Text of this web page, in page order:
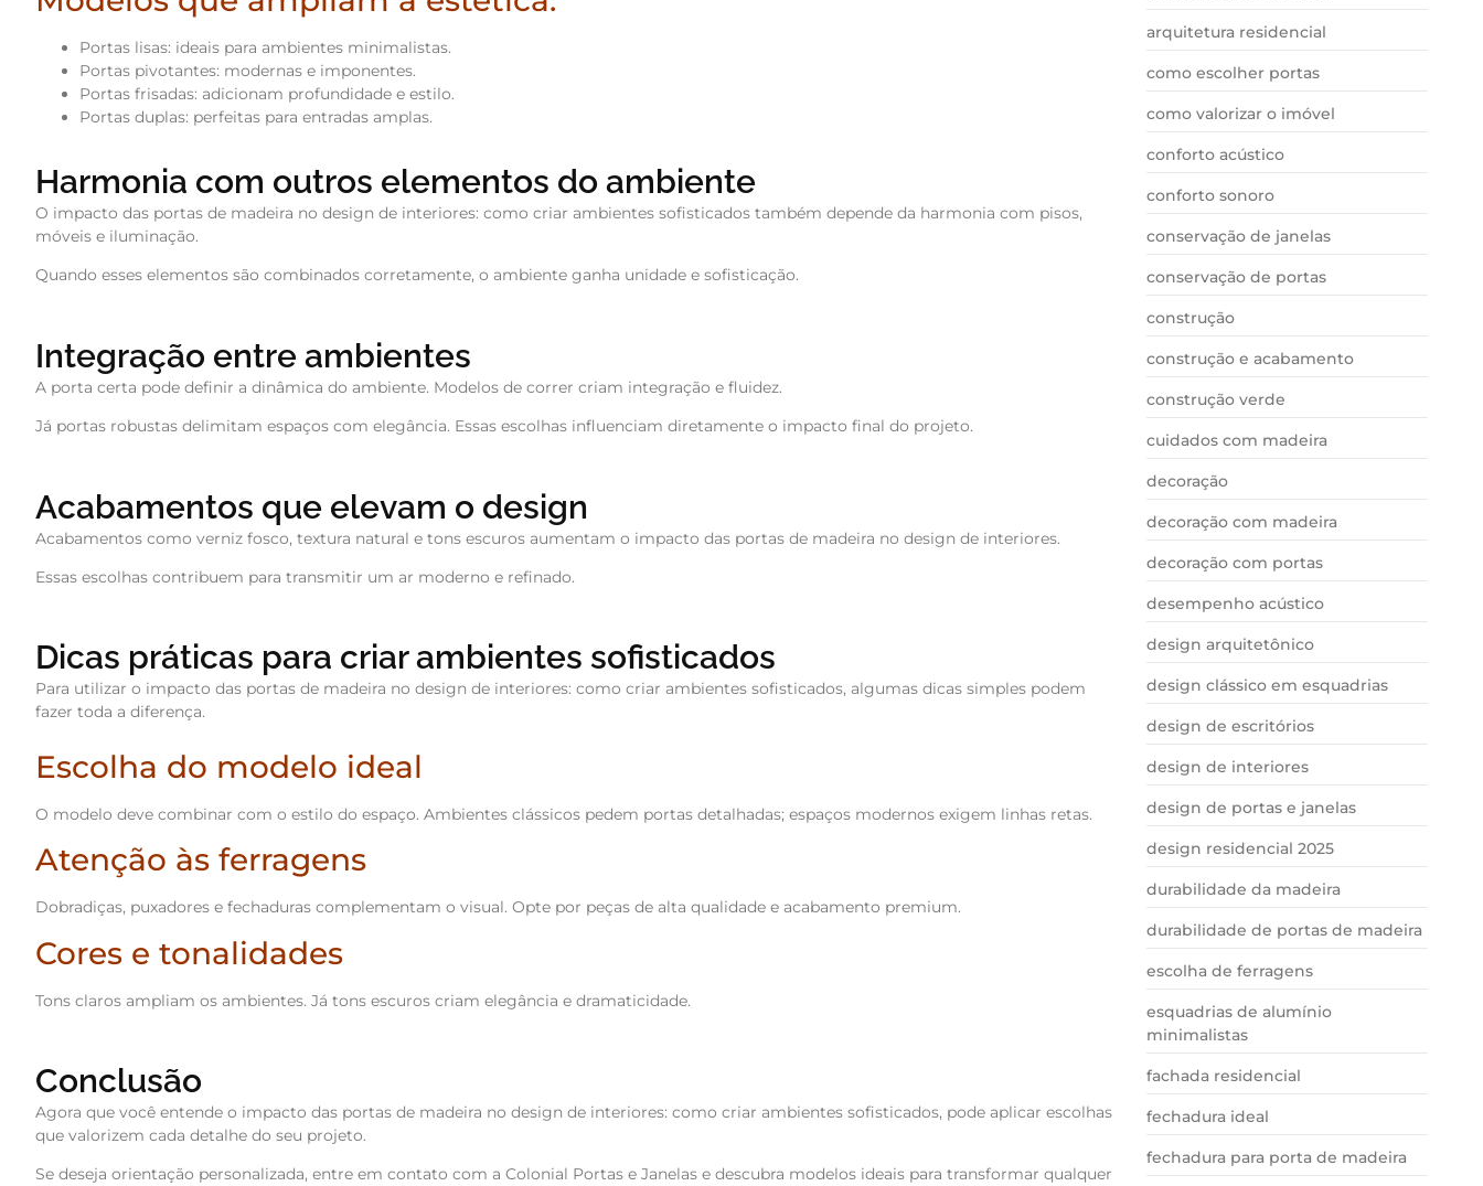
Portas lisas: ideais para ambientes minimalistas.
Portas pivotantes: modernas e imponentes.
Portas frisadas: adicionam profundidade e estilo.
Portas duplas: perfeitas para entradas amplas.
Harmonia com outros elementos do ambiente
O impacto das portas de madeira no design de interiores: como criar ambientes sofisticados também depende da harmonia com pisos,
móveis e iluminação.
Quando esses elementos são combinados corretamente, o ambiente ganha unidade e sofisticação.
Integração entre ambientes
A porta certa pode definir a dinâmica do ambiente. Modelos de correr criam integração e fluidez.
Já portas robustas delimitam espaços com elegância. Essas escolhas influenciam diretamente o impacto final do projeto.
Acabamentos que elevam o design
Acabamentos como verniz fosco, textura natural e tons escuros aumentam o impacto das portas de madeira no design de interiores.
Essas escolhas contribuem para transmitir um ar moderno e refinado.
Dicas práticas para criar ambientes sofisticados
Para utilizar o impacto das portas de madeira no design de interiores: como criar ambientes sofisticados, algumas dicas simples podem
fazer toda a diferença.
Escolha do modelo ideal
O modelo deve combinar com o estilo do espaço. Ambientes clássicos pedem portas detalhadas; espaços modernos exigem linhas retas.
Atenção às ferragens
Dobradiças, puxadores e fechaduras complementam o visual. Opte por peças de alta qualidade e acabamento premium.
Cores e tonalidades
Tons claros ampliam os ambientes. Já tons escuros criam elegância e dramaticidade.
Conclusão
Agora que você entende o impacto das portas de madeira no design de interiores: como criar ambientes sofisticados, pode aplicar escolhas
que valorizem cada detalhe do seu projeto.
Se deseja orientação personalizada, entre em contato com a Colonial Portas e Janelas e descubra modelos ideais para transformar qualquer
arquitetura residencial
como escolher portas
como valorizar o imóvel
conforto acústico
conforto sonoro
conservação de janelas
conservação de portas
construção
construção e acabamento
construção verde
cuidados com madeira
decoração
decoração com madeira
decoração com portas
desempenho acústico
design arquitetônico
design clássico em esquadrias
design de escritórios
design de interiores
design de portas e janelas
design residencial 2025
durabilidade da madeira
durabilidade de portas de madeira
escolha de ferragens
esquadrias de alumínio
minimalistas
fachada residencial
fechadura ideal
fechadura para porta de madeira